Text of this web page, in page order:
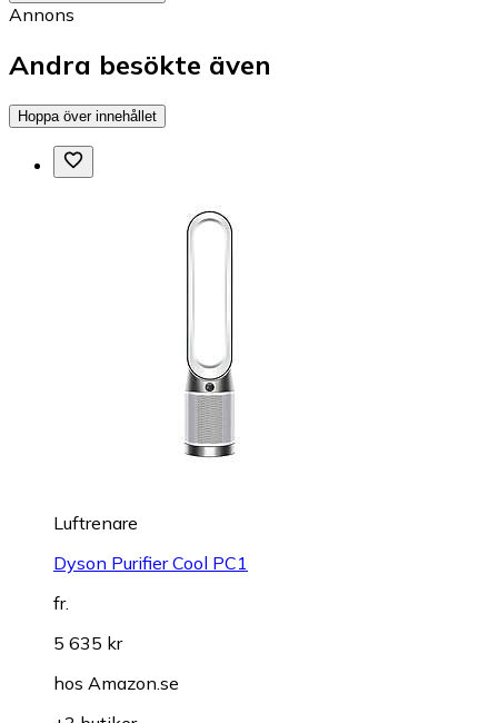
Annons
Andra besökte även
Hoppa över innehållet
Luftrenare
Dyson Purifier Cool PC1
fr.
5 635 kr
hos Amazon.se